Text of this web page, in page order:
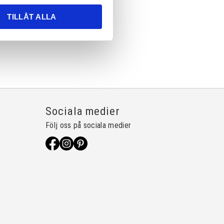
TILLÅT ALLA
Sociala medier
Följ oss på sociala medier